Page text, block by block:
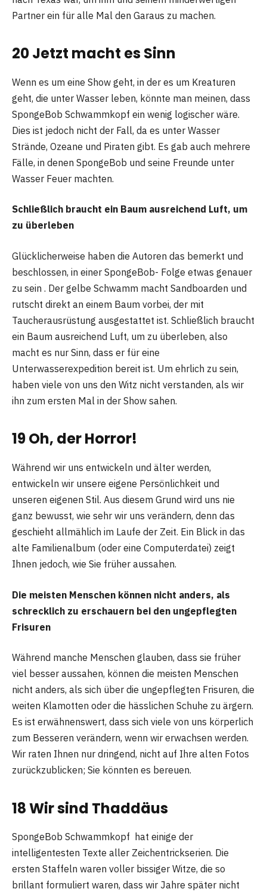
Partner ein für alle Mal den Garaus zu machen.
20 Jetzt macht es Sinn
Wenn es um eine Show geht, in der es um Kreaturen
geht, die unter Wasser leben, könnte man meinen, dass
SpongeBob Schwammkopf ein wenig logischer wäre.
Dies ist jedoch nicht der Fall, da es unter Wasser
Strände, Ozeane und Piraten gibt. Es gab auch mehrere
Fälle, in denen SpongeBob und seine Freunde unter
Wasser Feuer machten.
Schließlich braucht ein Baum ausreichend Luft, um
zu überleben
Glücklicherweise haben die Autoren das bemerkt und
beschlossen, in einer SpongeBob- Folge etwas genauer
zu sein . Der gelbe Schwamm macht Sandboarden und
rutscht direkt an einem Baum vorbei, der mit
Taucherausrüstung ausgestattet ist. Schließlich braucht
ein Baum ausreichend Luft, um zu überleben, also
macht es nur Sinn, dass er für eine
Unterwasserexpedition bereit ist. Um ehrlich zu sein,
haben viele von uns den Witz nicht verstanden, als wir
ihn zum ersten Mal in der Show sahen.
19 Oh, der Horror!
Während wir uns entwickeln und älter werden,
entwickeln wir unsere eigene Persönlichkeit und
unseren eigenen Stil. Aus diesem Grund wird uns nie
ganz bewusst, wie sehr wir uns verändern, denn das
geschieht allmählich im Laufe der Zeit. Ein Blick in das
alte Familienalbum (oder eine Computerdatei) zeigt
Ihnen jedoch, wie Sie früher aussahen.
Die meisten Menschen können nicht anders, als
schrecklich zu erschauern bei den ungepflegten
Frisuren
Während manche Menschen glauben, dass sie früher
viel besser aussahen, können die meisten Menschen
nicht anders, als sich über die ungepflegten Frisuren, die
weiten Klamotten oder die hässlichen Schuhe zu ärgern.
Es ist erwähnenswert, dass sich viele von uns körperlich
zum Besseren verändern, wenn wir erwachsen werden.
Wir raten Ihnen nur dringend, nicht auf Ihre alten Fotos
zurückzublicken; Sie könnten es bereuen.
18 Wir sind Thaddäus
SpongeBob Schwammkopf hat einige der
intelligentesten Texte aller Zeichentrickserien. Die
ersten Staffeln waren voller bissiger Witze, die so
brillant formuliert waren, dass wir Jahre später nicht